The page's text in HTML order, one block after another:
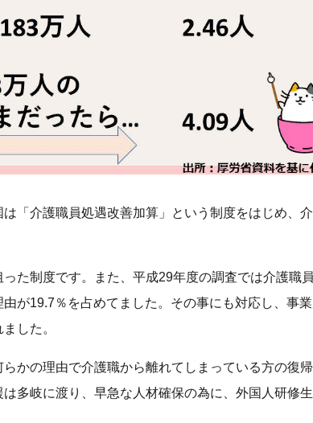
「介護職員処遇改善加算」という制度をはじめ、
た制度です。また、平成29年度の調査では介護職
が19.7％を占めてました。その事にも対応し、事
した。
かの理由で介護職から離れてしまっている方の復
多岐に渡り、早急な人材確保の為に、外国人研修